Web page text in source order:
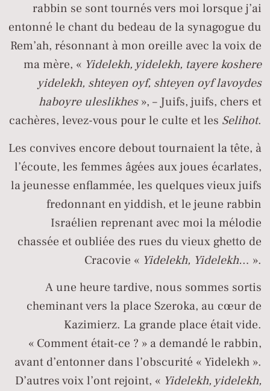
rabbin se sont tournés vers moi lorsque j’ai
entonné le chant du bedeau de la synagogue du
Rem’ah, résonnant à mon oreille avec la voix de
ma mère, « Yidelekh, yidelekh, tayere koshere
yidelekh, shteyen oyf, shteyen oyf lavoydes
haboyre uleslikhes», – Juifs, juifs, chers et
cachères, levez-vous pour le culte et les Selihot.
Les convives encore debout tournaient la tête, à
l’écoute, les femmes âgées aux joues écarlates,
la jeunesse enflammée, les quelques vieux juifs
fredonnant en yiddish, et le jeune rabbin
Israélien reprenant avec moi la mélodie
chassée et oubliée des rues du vieux ghetto de
Cracovie « Yidelekh, Yidelekh… ».
A une heure tardive, nous sommes sortis
cheminant vers la place Szeroka, au cœur de
Kazimierz. La grande place était vide.
« Comment était-ce ? » a demandé le rabbin,
avant d’entonner dans l’obscurité « Yidelekh ».
D’autres voix l’ont rejoint, « Yidelekh, yidelekh,